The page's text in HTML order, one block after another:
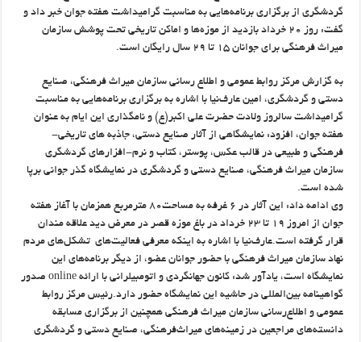
گردشگری از برگزاری برنامه‌هایی به مناسبت گرامیداشت هفته جوان خبر داد و
گفت: روز ۲۰ خرداد بازدید از موزه‌ها و اماکن تاریخی تحت پوشش سازمان
میراث فرهنگی برای جوانان ۱۵ تا ۲۹ سال رایگان است.
به گزارش مرکز روابط عمومی و اطلاع رسانی سازمان میراث فرهنگی، صنایع
دستی و گردشگری، امین عارف‌نیا با اشاره به برگزاری برنامه‌هایی به مناسبت
گرامیداشت سالروز ولادت حضرت علی اکبر(ع) و نامگذاری این ایام به عنوان
هفته جوان، افزود: نمایشگاهی از آثار صنایع دستی، جاذبه های تاریخی-
فرهنگی و طبیعی در قالب عکس، پوستر، کتاب و نرم-افزارهای گردشگری
سازمان میراث فرهنگی، صنایع دستی و گردشگری در نمایشگاه گذر جوانی برپا
شده است.
وی ادامه داد: این آثار در 6 غرفه به مساحت80 مترمربع همزمان با آغاز هفته
جوان از امروز 19 تا 23 خرداد در باغ موزه قصر در معرض دید علاقه مندان
قرار گرفته است.عارف‌نیا با اشاره به اینکه معرفی فعالیت‌های تشکل‌های مردم
نهاد سازمان میراث فرهنگی با حضور جوانان عضو، از دیگر برنامه‌های این
نمایشگاه است، یادآور شد: کانون جهانگردی و اتومبیلرانی با ارائه online صدور
گواهینامه بین‌المللی در حاشیه این نمایشگاه حضور دارد.رئیس مرکز روابط
عمومی و اطلاع‌رسانی سازمان میراث فرهنگی همچنین از برگزاری مسابقه
دانسته‌های مراجعین در زمینه‌های میراث‌فرهنگی، صنایع دستی و گردشگری